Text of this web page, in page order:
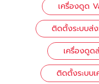
เครื่องดูด
ติดตั้งระบบส่
เครื่องดูด
ติดตั้งระบบ